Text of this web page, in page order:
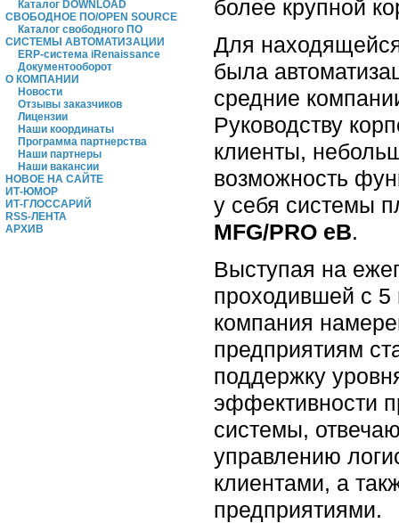
Каталог DOWNLOAD
СВОБОДНОЕ ПО/OPEN SOURCE
Каталог свободного ПО
СИСТЕМЫ АВТОМАТИЗАЦИИ
ERP-система iRenaissance
Документооборот
О КОМПАНИИ
Новости
Отзывы заказчиков
Лицензии
Наши координаты
Программа партнерства
Наши партнеры
Наши вакансии
НОВОЕ НА САЙТЕ
ИТ-ЮМОР
ИТ-ГЛОССАРИЙ
RSS-ЛЕНТА
АРХИВ
более крупной
Для
была
средние
Руководству
клиенты,
возможность
у себя системы
MFG/PRO eB.
Выступая на
проходившей с 5
компания
предприятиям
поддержку
эффективности
системы,
управлению
клиентами, а
предприятиями.